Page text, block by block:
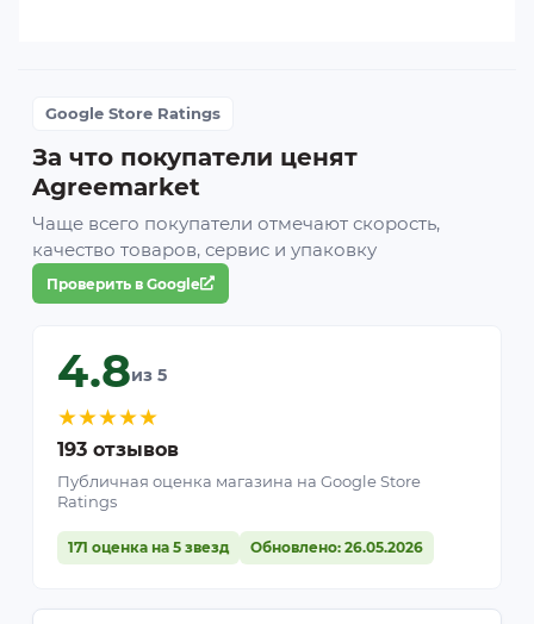
Google Store Ratings
За что покупатели ценят
Agreemarket
Чаще всего покупатели отмечают скорость,
качество товаров, сервис и упаковку
Проверить в Google
4.8из 5
★★★★★
193 отзывов
Публичная оценка магазина на Google Store
Ratings
171 оценка на 5 звезд Обновлено: 26.05.2026